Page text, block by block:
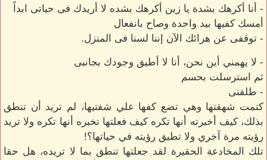
- أنا أكرهك بشدة يا زين أكرهك بشده لا أريدك فى حياتى ابداً
أمسك كفيها بيد واحدة وصاح بانفعال
- توقفى عن هرائك الآن إننا لسنا فى المنزل.
- لا يهمني أين نحن، أنا لا أطيق وجودك بجانبى
ثم استرسلت بحسم
- طلقنى
كتمت شهقتها وهي تضع كفها علي شفتيها، لم تريد أن تنطق
بذلك، كيف أخبرته أنها تكره كيف فعلتها تخبره أنها تكره ولا تريد
رؤيته مرة آخري ولا تطيق رؤيته في حياتها؟!
تلك المخادعة الحقيرة لقد جعلتها تنطق بما لا تريده، هل حقا